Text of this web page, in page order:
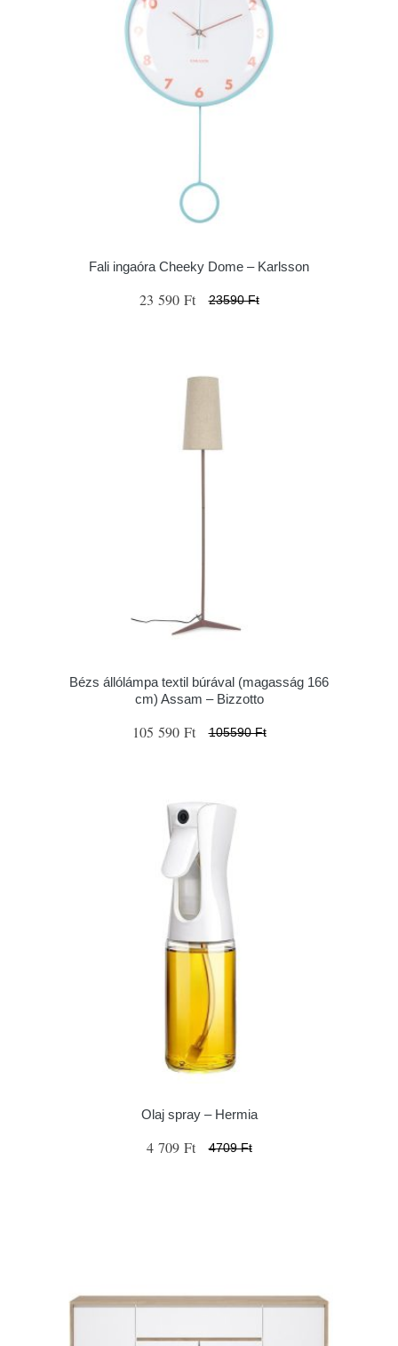
Fali ingaóra Cheeky Dome – Karlsson
23 590 Ft 23590 Ft
Bézs állólámpa textil búrával (magasság 166
cm) Assam – Bizzotto
105 590 Ft 105590 Ft
Olaj spray – Hermia
4 709 Ft 4709 Ft